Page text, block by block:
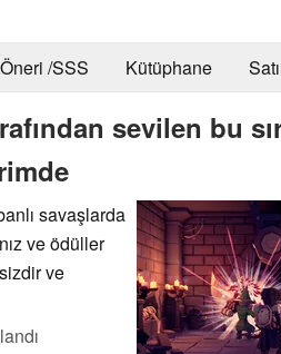
Öneri /SSS Kütüphane
sevilen bu
savaşlarda
ve ödüller
ve